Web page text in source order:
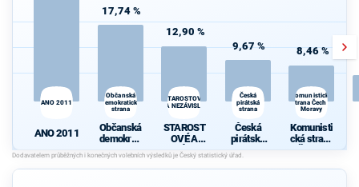
ANO 2011
ANO 2011
17,74 %
Občanská
demokratická
strana
Občanská
demokrati
cká strana
12,90 %
STAROSTOVÉ
A NEZÁVISLÍ
STAROST
OVÉ A
NEZÁVISL
Í
9,67 %
Česká
pirátská
strana
Česká
pirátská
strana
8,46 %
Komunistická
strana Čech a
Moravy
Komunisti
cká strana
Čech a